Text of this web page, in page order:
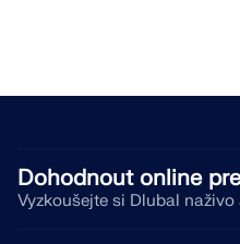
Dohodnout online
Vyzkoušejte si Dlubal